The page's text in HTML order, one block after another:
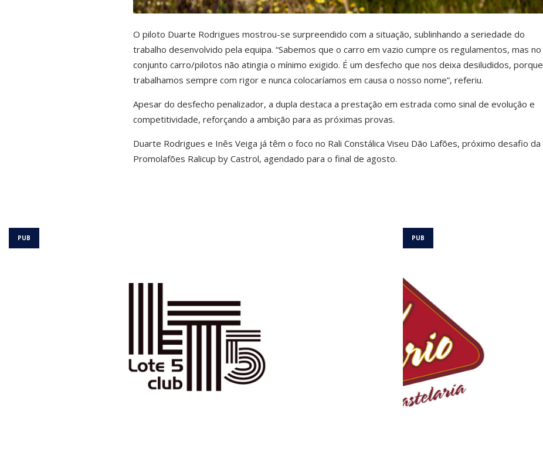
O piloto Duarte Rodrigues mostrou-se surpreendido com a situação, sublinhando a seriedade do
trabalho desenvolvido pela equipa. “Sabemos que o carro em vazio cumpre os regulamentos, mas no
conjunto carro/pilotos não atingia o mínimo exigido. É um desfecho que nos deixa desiludidos, porque
trabalhamos sempre com rigor e nunca colocaríamos em causa o nosso nome”, referiu.
Apesar do desfecho penalizador, a dupla destaca a prestação em estrada como sinal de evolução e
competitividade, reforçando a ambição para as próximas provas.
Duarte Rodrigues e Inês Veiga já têm o foco no Rali Constálica Viseu Dão Lafões, próximo desafio da
Promolafões Ralicup by Castrol, agendado para o final de agosto.